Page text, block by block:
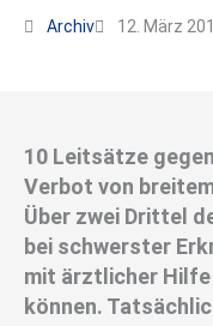
Archiv 12. März
10 Leitsätze
Verbot von
Über zwei Drittel
bei schwerster
mit ärztlicher Hilfe
können.